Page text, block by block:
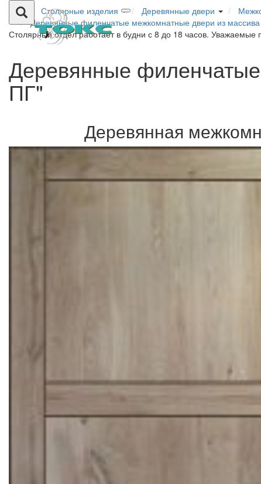
Столярные изделия Деревянные двери
Деревянные филенчатые межкомнатные двери из
Столярный отдел работает в будни с 8 до 18 часов.
Деревянные
ПГ"
Деревянная